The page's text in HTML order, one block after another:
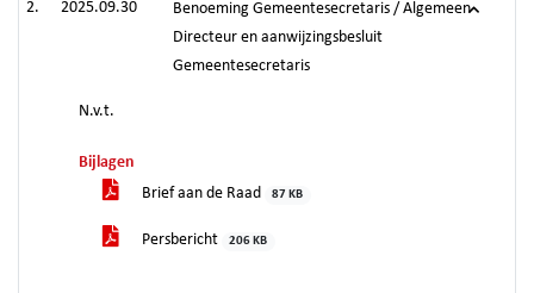
2025.09.30
Benoeming Gemeentesecretaris / Algemeen
Directeur en aanwijzingsbesluit
Gemeentesecretaris
N.v.t.
Bijlagen
Brief aan de Raad
87 KB
Persbericht 206 KB